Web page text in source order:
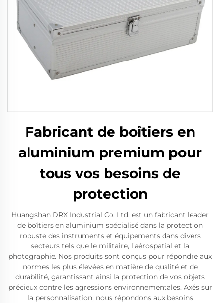
Fabricant de boîtiers en
aluminium premium pour
tous vos besoins de
protection
Huangshan DRX Industrial Co. Ltd. est un fabricant leader
de boîtiers en aluminium spécialisé dans la protection
robuste des instruments et équipements dans divers
secteurs tels que le militaire, l'aérospatial et la
photographie. Nos produits sont conçus pour répondre aux
normes les plus élevées en matière de qualité et de
durabilité, garantissant ainsi la protection de vos objets
précieux contre les agressions environnementales. Axés sur
la personnalisation, nous répondons aux besoins